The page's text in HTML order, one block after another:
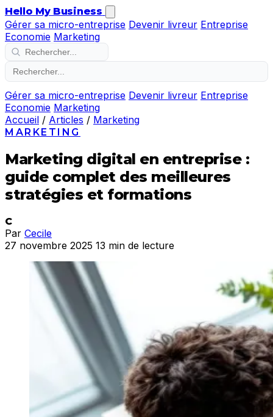
Hello My Business
Gérer sa micro-entreprise Devenir livreur Entreprise
Economie Marketing
Gérer sa micro-entreprise Devenir livreur Entreprise
Economie Marketing
Accueil / Articles / Marketing
MARKETING
Marketing digital en entreprise :
guide complet des meilleures
stratégies et formations
C
Par Cecile
27 novembre 2025 13 min de lecture